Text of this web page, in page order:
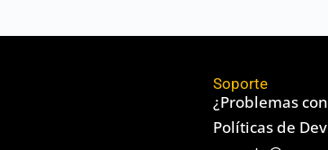
Soporte
¿Problemas
Políticas de